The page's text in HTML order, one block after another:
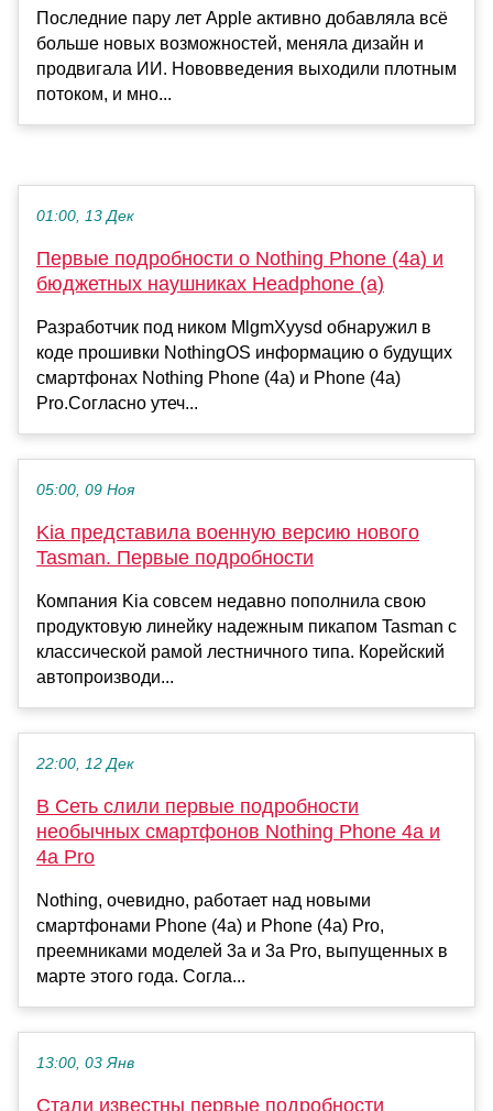
Последние пару лет Apple активно добавляла всё
больше новых возможностей, меняла дизайн и
продвигала ИИ. Нововведения выходили плотным
потоком, и мно...
01:00, 13 Дек
Первые подробности о Nothing Phone (4a) и
бюджетных наушниках Headphone (a)
Разработчик под ником MlgmXyysd обнаружил в
коде прошивки NothingOS информацию о будущих
смартфонах Nothing Phone (4a) и Phone (4a)
Pro.Согласно утеч...
05:00, 09 Ноя
Kia представила военную версию нового
Tasman. Первые подробности
Компания Kia совсем недавно пополнила свою
продуктовую линейку надежным пикапом Tasman с
классической рамой лестничного типа. Корейский
автопроизводи...
22:00, 12 Дек
В Сеть слили первые подробности
необычных смартфонов Nothing Phone 4a и
4a Pro
Nothing, очевидно, работает над новыми
смартфонами Phone (4a) и Phone (4a) Pro,
преемниками моделей 3a и 3a Pro, выпущенных в
марте этого года. Согла...
13:00, 03 Янв
Стали известны первые подробности